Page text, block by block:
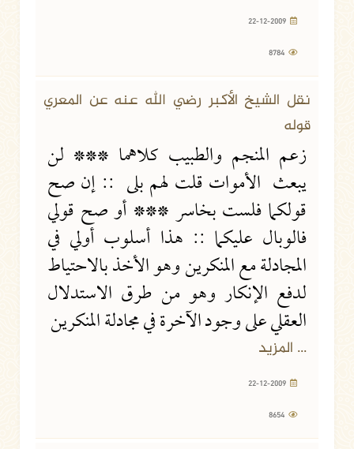
نقل الشيخ الأكبر رضي الله عنه عن المعري
قوله
زعم المنجم والطبيب كلاهما *** لن
يبعث الأموات قلت لهم بلى :: إن صح
قولكما فلست بخاسر *** أو صح قولي
فالوبال عليكما :: هذا أسلوب أولي في
المجادلة مع المنكرين وهو الأخذ بالاحتياط
لدفع الإنكار وهو من طرق الاستدلال
العقلي على وجود الآخرة في مجادلة المنكرين
... المزيد